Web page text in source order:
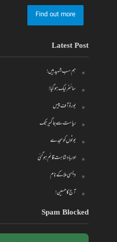
Find out more
Latest Post
ہم سب شہید ہیں!
سائفر لیک ہو گیا!
بورڈ آف پیس
ریاست سے جاگیر تک
بوٹوں کو سجدے
اور بادشاہت قائم ہو گئی
دیسی ملا کے نام
آج کا حسین!
Spam Blocked